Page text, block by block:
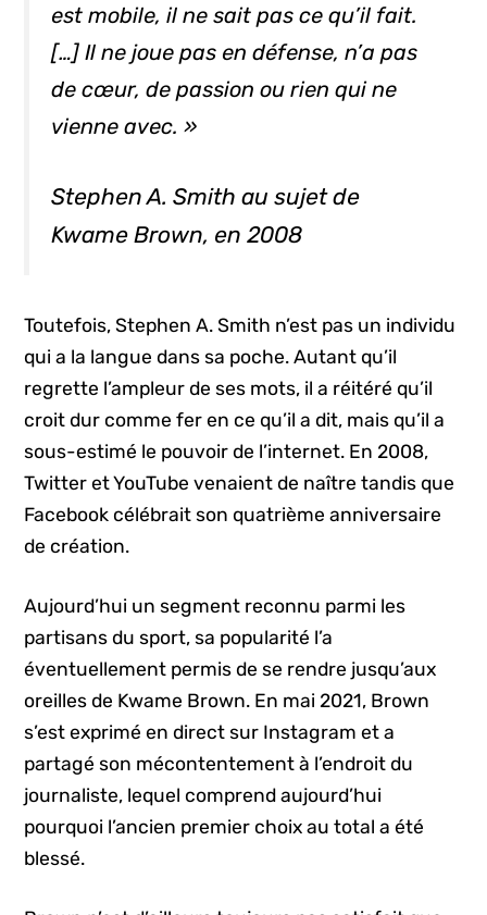
est mobile, il ne sait pas ce qu’il fait.
[…] Il ne joue pas en défense, n’a pas
de cœur, de passion ou rien qui ne
vienne avec. »
Stephen A. Smith au sujet de
Kwame Brown, en 2008
Toutefois, Stephen A. Smith n’est pas un individu
qui a la langue dans sa poche. Autant qu’il
regrette l’ampleur de ses mots, il a réitéré qu’il
croit dur comme fer en ce qu’il a dit, mais qu’il a
sous-estimé le pouvoir de l’internet. En 2008,
Twitter et YouTube venaient de naître tandis que
Facebook célébrait son quatrième anniversaire
de création.
Aujourd’hui un segment reconnu parmi les
partisans du sport, sa popularité l’a
éventuellement permis de se rendre jusqu’aux
oreilles de Kwame Brown. En mai 2021, Brown
s’est exprimé en direct sur Instagram et a
partagé son mécontentement à l’endroit du
journaliste, lequel comprend aujourd’hui
pourquoi l’ancien premier choix au total a été
blessé.